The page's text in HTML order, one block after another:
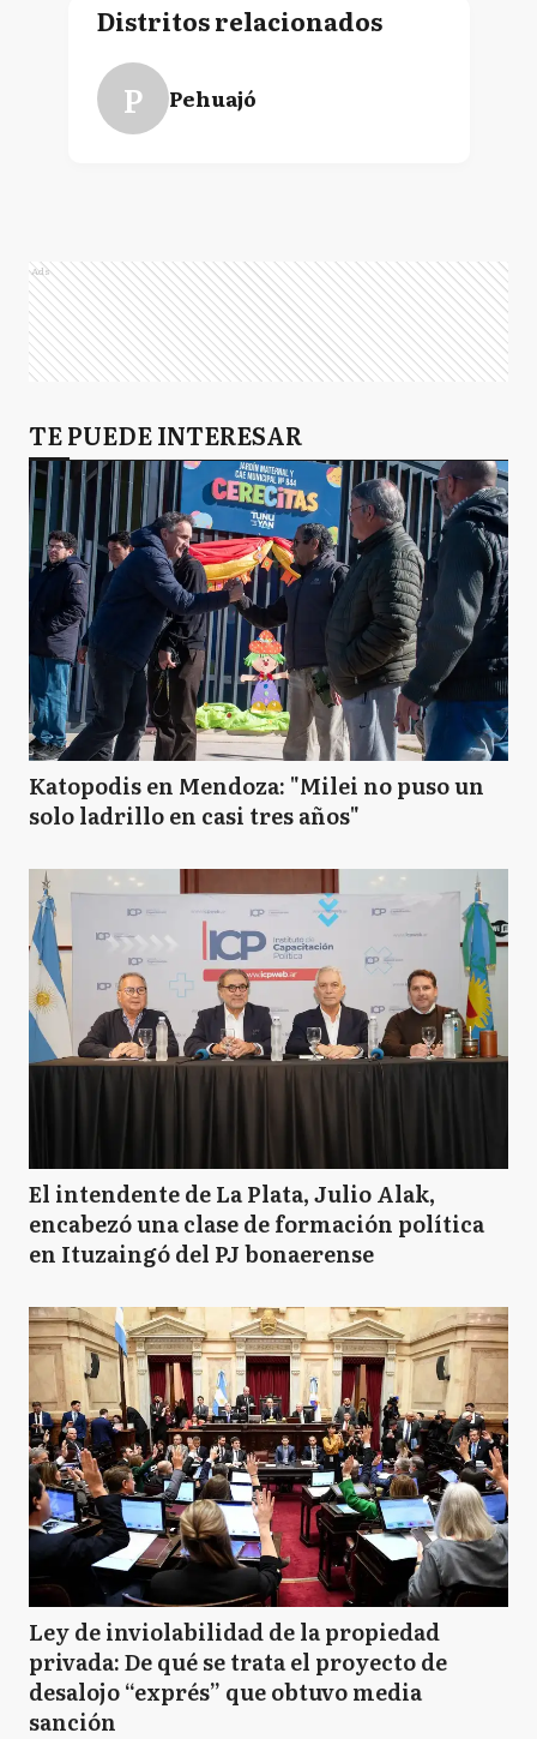
Distritos relacionados
P Pehuajó
Ads
TE PUEDE INTERESAR
Katopodis en Mendoza: "Milei no puso un
solo ladrillo en casi tres años"
El intendente de La Plata, Julio Alak,
encabezó una clase de formación política
en Ituzaingó del PJ bonaerense
Ley de inviolabilidad de la propiedad
privada: De qué se trata el proyecto de
desalojo “exprés” que obtuvo media
sanción